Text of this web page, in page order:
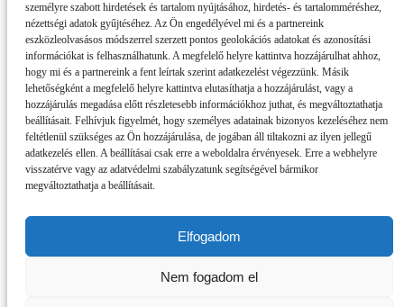
személyre szabott hirdetések és tartalom nyújtásához, hirdetés- és tartalomméréshez,
nézettségi adatok gyűjtéséhez. Az Ön engedélyével mi és a partnereink
eszközleolvasásos módszerrel szerzett pontos geolokációs adatokat és azonosítási
információkat is felhasználhatunk. A megfelelő helyre kattintva hozzájárulhat ahhoz,
hogy mi és a partnereink a fent leírtak szerint adatkezelést végezzünk. Másik
lehetőségként a megfelelő helyre kattintva elutasíthatja a hozzájárulást, vagy a
hozzájárulás megadása előtt részletesebb információkhoz juthat, és megváltoztathatja
beállításait. Felhívjuk figyelmét, hogy személyes adatainak bizonyos kezeléséhez nem
feltétlenül szükséges az Ön hozzájárulása, de jogában áll tiltakozni az ilyen jellegű
adatkezelés ellen. A beállításai csak erre a weboldalra érvényesek. Erre a webhelyre
visszatérve vagy az adatvédelmi szabályzatunk segítségével bármikor
megváltoztathatja a beállításait.
Elfogadom
Nem fogadom el